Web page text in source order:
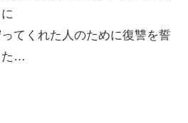
てくれた人のために復讐を誓
た…